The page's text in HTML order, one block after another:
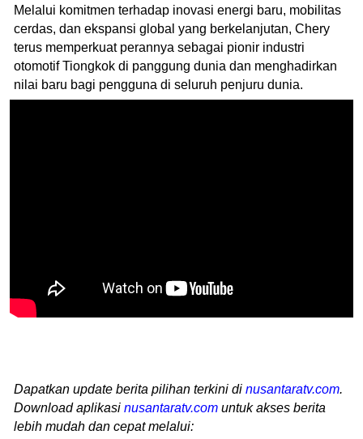
Melalui komitmen terhadap inovasi energi baru, mobilitas
cerdas, dan ekspansi global yang berkelanjutan, Chery
terus memperkuat perannya sebagai pionir industri
otomotif Tiongkok di panggung dunia dan menghadirkan
nilai baru bagi pengguna di seluruh penjuru dunia.
Dapatkan update berita pilihan terkini di nusantaratv.com.
Download aplikasi nusantaratv.com untuk akses berita
lebih mudah dan cepat melalui: